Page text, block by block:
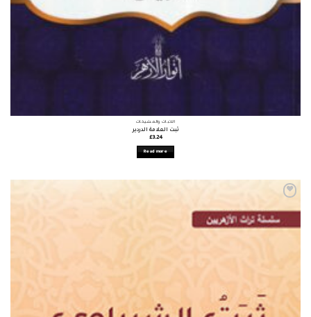
الأثبات والمشيخات
ثبت العلامة الدردير
£3.24
Read more